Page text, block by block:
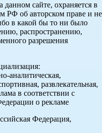
сайте, охраняется в
РФ об авторском праве и не
в какой бы то ни было
распространению,
разрешения
аналитическая,
развлекательная,
в соответствии с
о рекламе
Федерация,